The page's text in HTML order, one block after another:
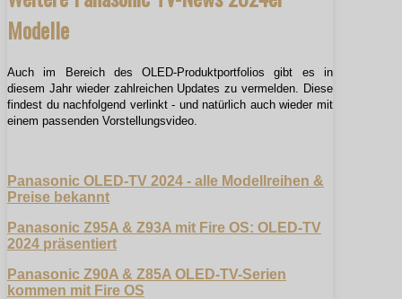
Modelle
Auch im Bereich des OLED-Produktportfolios gibt es in
diesem Jahr wieder zahlreichen Updates zu vermelden. Diese
findest du nachfolgend verlinkt - und natürlich auch wieder mit
einem passenden Vorstellungsvideo.
Panasonic OLED-TV 2024 - alle Modellreihen &
Preise bekannt
Panasonic Z95A & Z93A mit Fire OS: OLED-TV
2024 präsentiert
Panasonic Z90A & Z85A OLED-TV-Serien
kommen mit Fire OS